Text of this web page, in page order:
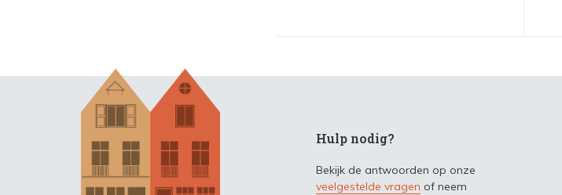
Hulp nodig?
Bekijk de antwoorden op onze
veelgestelde vragen of neem